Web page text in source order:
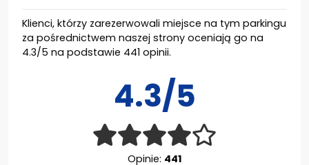
Klienci, którzy zarezerwowali miejsce na tym parkingu
za pośrednictwem naszej strony oceniają go na
4.3/5 na podstawie 441 opinii.
4.3/5
Opinie: 441